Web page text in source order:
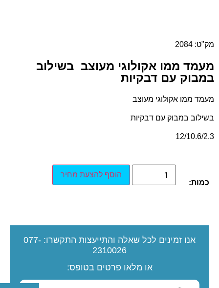
מק"ט: 2084
מעמד ממו אקולוגי מעוצב בשילוב
במבוק עם דבקיות
מעמד ממו אקולוגי מעוצב
בשילוב במבוק עם דבקיות
12/10.6/2.3
כמות:
הוסף להצעת מחיר
אנו זמינים לכל שאלה והתייעצות התקשרו: 077-
2310026
או מלאו פרטים בטופס: